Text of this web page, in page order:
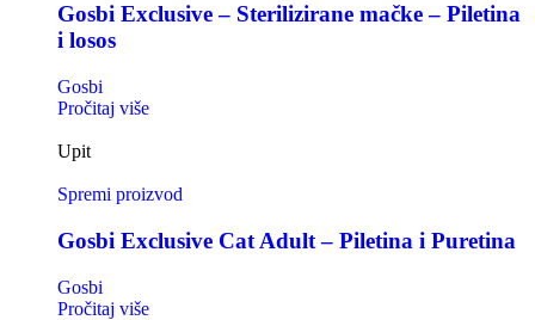
Gosbi Exclusive – Sterilizirane mačke – Piletina
i losos
Gosbi
Pročitaj više
Upit
Spremi proizvod
Gosbi Exclusive Cat Adult – Piletina i Puretina
Gosbi
Pročitaj više